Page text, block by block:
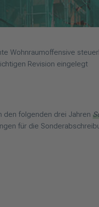
Wohnraumoffensive
Revision eingelegt
den folgenden drei Jahren
für die